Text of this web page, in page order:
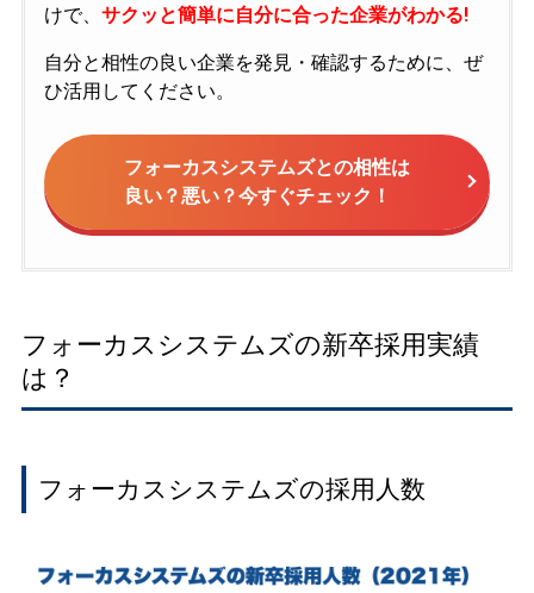
けで、 サクッと簡単に自分に合った企業がわかる!
自分と相性の良い企業を発見・確認するために、ぜ
ひ活用してください。
フォーカスシステムズとの相性は
良い？悪い？今すぐチェック！
フォーカスシステムズの新卒採用実績
は？
フォーカスシステムズの採用人数